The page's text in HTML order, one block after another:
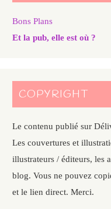
Bons Plans
Et la pub, elle est où ?
COPYRIGHT
Le contenu publié sur
Les couvertures et
illustrateurs / éditeurs, les
blog. Vous ne pouvez
et le lien direct. Merci.